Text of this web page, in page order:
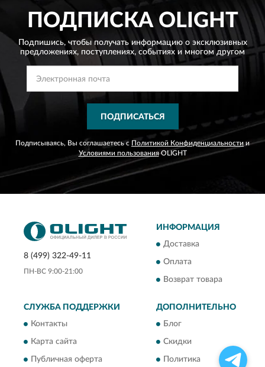
ПОДПИСКАOLIGHT
Подпишись, чтобы получать информацию о эксклюзивных
предложениях, поступлениях, событиях и многом другом
ПОДПИСАТЬСЯ
Подписываясь, Вы соглашаетесь с Политикой Конфиденциальности и
Условиями пользованияOLIGHT
8 (499) 322-49-11
ПН-ВС 9:00-21:00
ИНФОРМАЦИЯ
Доставка
Оплата
Возврат товара
СЛУЖБА ПОДДЕРЖКИ
Контакты
Карта сайта
Публичная оферта
ДОПОЛНИТЕЛЬНО
Блог
Скидки
Политика